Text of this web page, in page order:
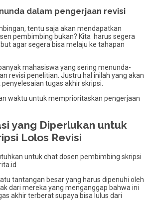
dalam pengerjaan revisi
tentu saja akan mendapatkan
pembimbing bukan? Kita harus segera
agar segera bisa melaju ke tahapan
mahasiswa yang sering menunda-
revisi penelitian. Justru hal inilah yang akan
tugas akhir skripsi.
waktu untuk memprioritaskan pengerjaan
yang Diperlukan untuk
Lolos Revisi
tantangan besar yang harus dipenuhi oleh
dari mereka yang menganggap bahwa ini
akhir terberat supaya bisa lulus dari